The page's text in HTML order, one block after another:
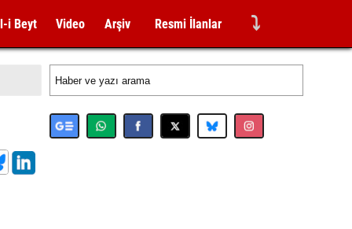
i Beyt Video Arşiv Resmi İlanlar ⤵